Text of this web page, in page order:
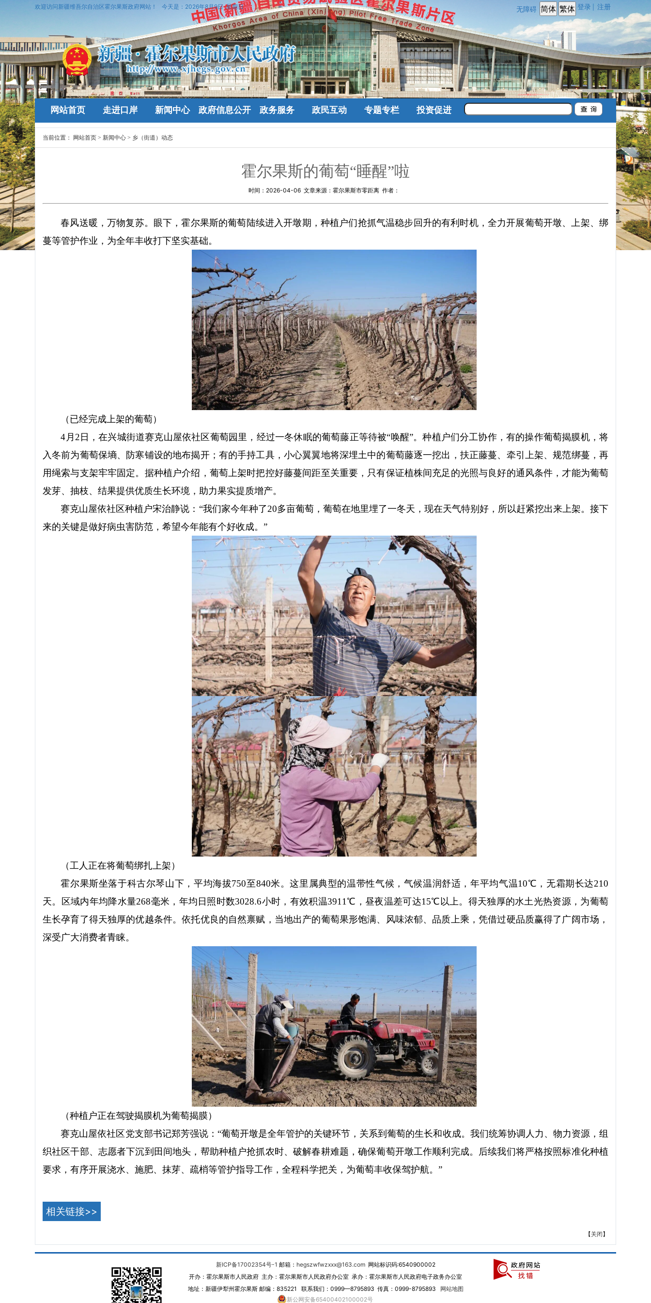
欢迎访问新疆维吾尔自治区霍尔果斯政府网站！ 今天是： 无障碍 登录 注册
2026年8月9日 星期日
网站首页 走进口岸 新闻中心 政府信息公开 政务服务 政民互动 专题专栏 投资促进
当前位置： 网站首页 > 新闻中心 > 乡（街道）动态
霍尔果斯的葡萄“睡醒”啦
时间： 2026-04-06 文章来源：霍尔果斯市零距离 作者：
春风送暖，万物复苏。眼下，霍尔果斯的葡萄陆续进入开墩期，种植户们抢抓气温稳步回升的有利时机，全力开展葡萄开墩、上架、绑
蔓等管护作业，为全年丰收打下坚实基础。
（已经完成上架的葡萄）
4 月 2 日，在兴城街道赛克山屋依社区葡萄园里，经过一冬休眠的葡萄藤正等待被“唤醒”。种植户们分工协作，有的操作葡萄揭膜机，将
入冬前为葡萄保墒、防寒铺设的地布揭开；有的手持工具，小心翼翼地将深埋土中的葡萄藤逐一挖出，扶正藤蔓、牵引上架、规范绑蔓，再
用绳索与支架牢牢固定。据种植户介绍，葡萄上架时把控好藤蔓间距至关重要，只有保证植株间充足的光照与良好的通风条件，才能为葡萄
发芽、抽枝、结果提供优质生长环境，助力果实提质增产。
赛克山屋依社区种植户宋治静说： “我们家今年种了20多亩葡萄，葡萄在地里埋了一冬天，现在天气特别好，所以赶紧挖出来上架。接下
来的关键是做好病虫害防范，希望今年能有个好收成。 ”
（工人正在将葡萄绑扎上架）
霍尔果斯坐落于科古尔琴山下，平均海拔750至840米。这里属典型的温带性气候，气候温润舒适，年平均气温10℃ ，无霜期长达210
天。区域内年均降水量268毫米，年均日照时数3028.6小时，有效积温3911℃ ，昼夜温差可达15℃ 以上。得天独厚的水土光热资源，为葡萄
生长孕育了得天独厚的优越条件。依托优良的自然禀赋，当地出产的葡萄果形饱满、风味浓郁、品质上乘，凭借过硬品质赢得了广阔市场，
深受广大消费者青睐。
（种植户正在驾驶揭膜机为葡萄揭膜）
赛克山屋依社区党支部书记郑芳强说： “葡萄开墩是全年管护的关键环节，关系到葡萄的生长和收成。我们统筹协调人力、物力资源，组
织社区干部、志愿者下沉到田间地头，帮助种植户抢抓农时、破解春耕难题，确保葡萄开墩工作顺利完成。后续我们将严格按照标准化种植
要求，有序开展浇水、施肥、抹芽、疏梢等管护指导工作，全程科学把关，为葡萄丰收保驾护航。 ”
相关链接>>
【关闭】
新ICP备17002354号-1 邮箱： hegszwfwzxxx@163.com网站标识码:6540900002
开办：霍尔果斯市人民政府 主办：霍尔果斯市人民政府办公室 承办：霍尔果斯市人民政府电子政务办公室
地址：新疆伊犁州霍尔果斯 邮编：835221 联系我们：0999—8795893 传真：0999-8795893 网站地图
新公网安备65400402100002号